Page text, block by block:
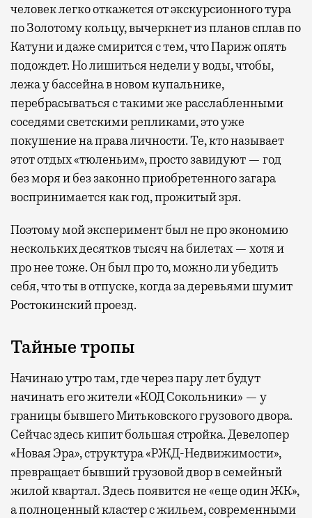
человек легко откажется от экскурсионного тура
по Золотому кольцу, вычеркнет из планов сплав по
Катуни и даже смирится с тем, что Париж опять
подождет. Но лишиться недели у воды, чтобы,
лежа у бассейна в новом купальнике,
перебрасываться с такими же расслабленными
соседями светскими репликами, это уже
покушение на права личности. Те, кто называет
этот отдых «тюленьим», просто завидуют — год
без моря и без законно приобретенного загара
воспринимается как год, прожитый зря.
Поэтому мой эксперимент был не про экономию
нескольких десятков тысяч на билетах — хотя и
про нее тоже. Он был про то, можно ли убедить
себя, что ты в отпуске, когда за деревьями шумит
Ростокинский проезд.
Тайные тропы
Начинаю утро там, где через пару лет будут
начинать его жители «КОД Сокольники» — у
границы бывшего Митьковского грузового двора.
Сейчас здесь кипит большая стройка. Девелопер
«Новая Эра», структура «РЖД-Недвижимости»,
превращает бывший грузовой двор в семейный
жилой квартал. Здесь появится не «еще один ЖК»,
а полноценный кластер с жильем, современными